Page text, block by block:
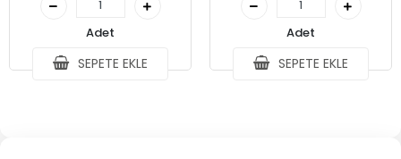
Adet
SEPETE EKLE
Adet
SEPETE EKLE